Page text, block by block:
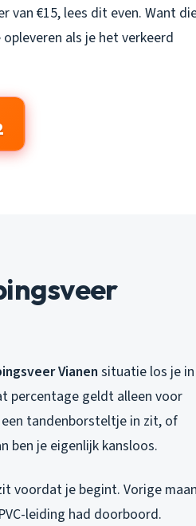
van €15, lees dit even. Want
als je het verkeerd
Vianen situatie los je in
percentage geldt alleen voor
tandenborsteltje in zit, of
ben je eigenlijk kansloos.
voordat je begint. Vorige
leiding had doorboord.